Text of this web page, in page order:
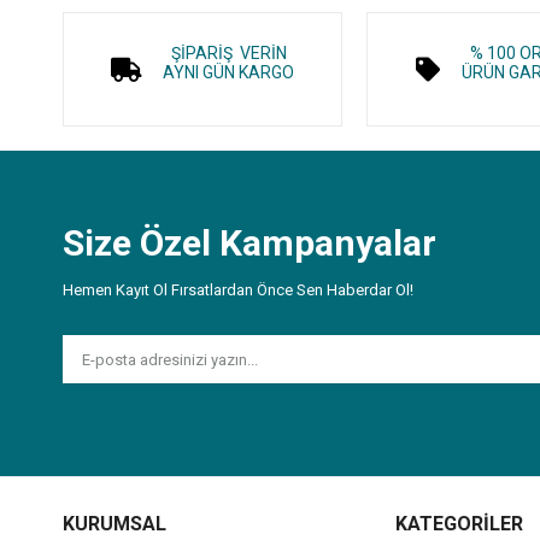
ŞİPARİŞ VERİN
AYNI GÜN KARGO
% 100
ÜRÜN
Size Özel Kampanyalar
Hemen Kayıt Ol Fırsatlardan Önce Sen Haberdar Ol!
KURUMSAL KATEGORİLER